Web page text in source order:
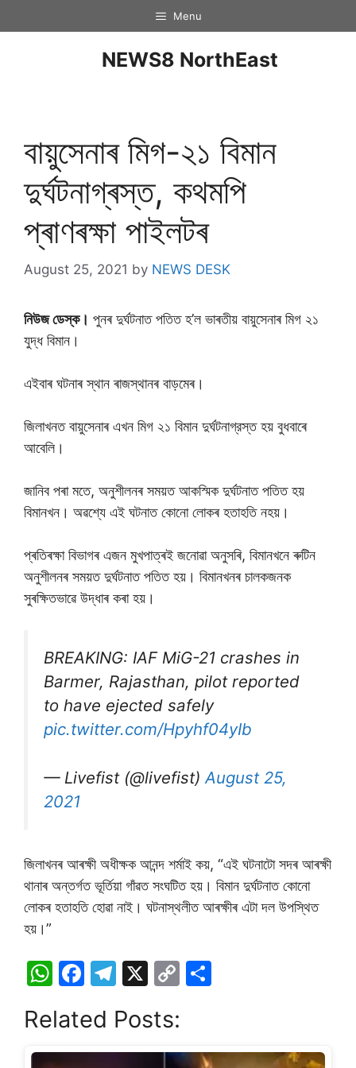
Menu
NEWS8 NorthEast
বায়ুসেনাৰ মিগ-২১ বিমান
দুৰ্ঘটনাগ্ৰস্ত, কথমপি
প্ৰাণৰক্ষা পাইলটৰ
August 25, 2021 by NEWS DESK
নিউজ ডেস্ক। পুনৰ দুৰ্ঘটনাত পতিত হ’ল ভাৰতীয় বায়ুসেনাৰ মিগ ২১
যুদ্ধ বিমান।
এইবাৰ ঘটনাৰ স্থান ৰাজস্থানৰ বাড়মেৰ।
জিলাখনত বায়ুসেনাৰ এখন মিগ ২১ বিমান দুৰ্ঘটনাগ্রস্ত হয় বুধবাৰে
আবেলি।
জানিব পৰা মতে, অনুশীলনৰ সময়ত আকস্মিক দুৰ্ঘটনাত পতিত হয়
বিমানখন। অৱশ্যে এই ঘটনাত কোনো লোকৰ হতাহতি নহয়।
প্ৰতিৰক্ষা বিভাগৰ এজন মুখপাত্ৰই জনোৱা অনুসৰি, বিমানখনে ৰুটিন
অনুশীলনৰ সময়ত দুৰ্ঘটনাত পতিত হয়। বিমানখনৰ চালকজনক
সুৰক্ষিতভাৱে উদ্ধাৰ কৰা হয়।
BREAKING: IAF MiG-21 crashes in
Barmer, Rajasthan, pilot reported
to have ejected safely
pic.twitter.com/Hpyhf04yIb
— Livefist (@livefist) August 25,
2021
জিলাখনৰ আৰক্ষী অধীক্ষক আনন্দ শৰ্মাই কয়, “এই ঘটনাটো সদৰ আৰক্ষী
থানাৰ অন্তৰ্গত ভূৰ্তিয়া গাঁৱত সংঘটিত হয়। বিমান দুৰ্ঘটনাত কোনো
লোকৰ হতাহতি হোৱা নাই। ঘটনাস্থলীত আৰক্ষীৰ এটা দল উপস্থিত
হয়।”
W
at
s
F
c
e
T
e
gr
X
C
y e
Related Posts: